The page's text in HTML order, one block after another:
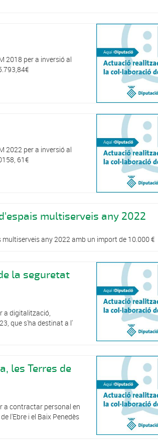
2018 per a inversió al
2022 per a inversió al
61€
multiserveis any 2022
any 2022 amb un import de 10.000 €
la seguretat
a digitalització,
que s'ha destinat a l'
les Terres de
a contractar personal en
l'Ebre i el Baix Penedès